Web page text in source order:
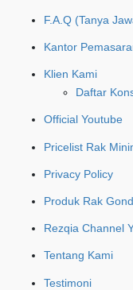
F.A.Q (Tanya
Kantor
Klien Kami
Daftar
Official Youtube
Pricelist Rak
Privacy Policy
Produk Rak
Rezqia Channel
Tentang Kami
Testimoni